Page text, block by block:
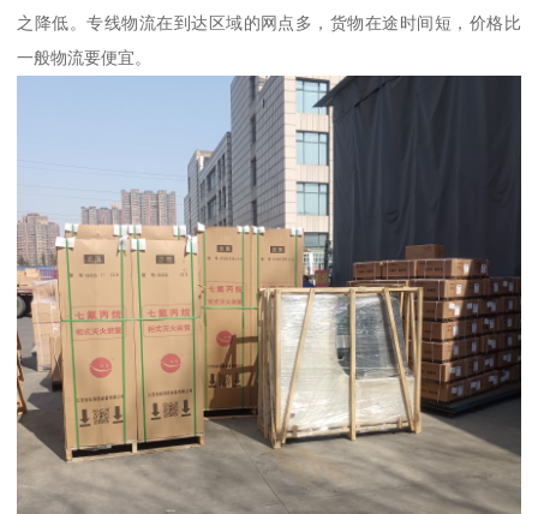
之降低。专线物流在到达区域的网点多，货物在途时间短，价格比
一般物流要便宜。